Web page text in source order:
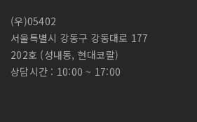
(우)05402
서울특별시 강동구 강동대로 177
202호 (성내동, 현대코랄)
상담시간 : 10:00 ~ 17:00